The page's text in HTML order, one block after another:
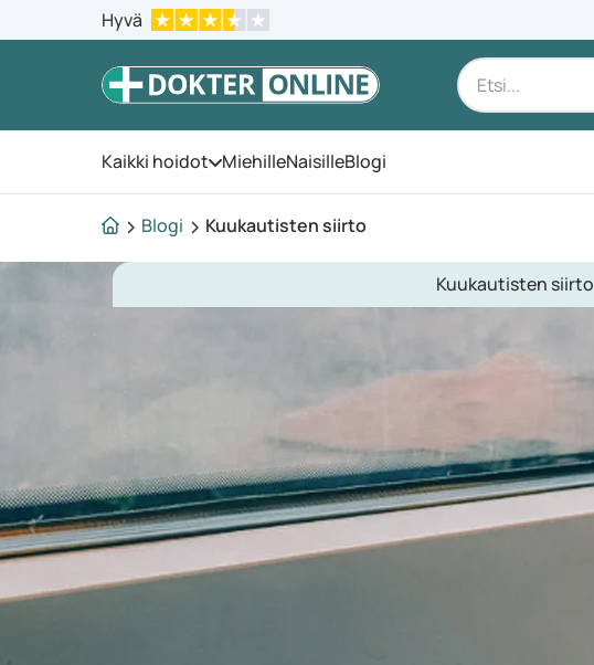
Hyvä
Kaikki hoidot Avaa valikko
MiehilleNaisilleBlogi
Blogi Kuukautisten siirto
Kuukautisten siirto